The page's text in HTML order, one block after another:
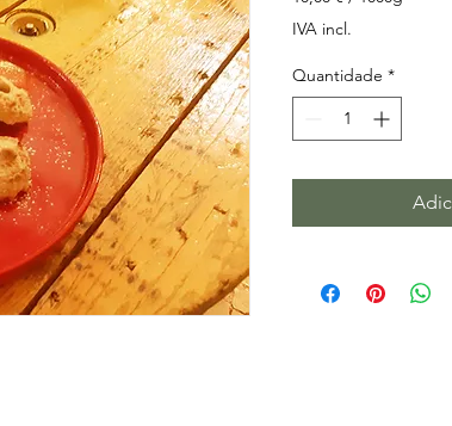
10,00 €
por
1000
gramas
IVA incl.
Quantidade *